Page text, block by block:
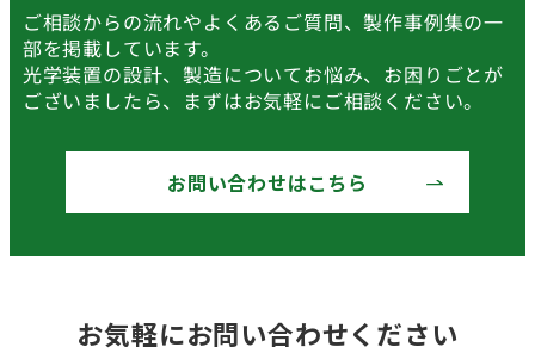
ご相談からの流れやよくあるご質問、製作事例集の一
部を掲載しています。
光学装置の設計、製造についてお悩み、お困りごとが
ございましたら、まずはお気軽にご相談ください。
お問い合わせはこちら
お気軽にお問い合わせください